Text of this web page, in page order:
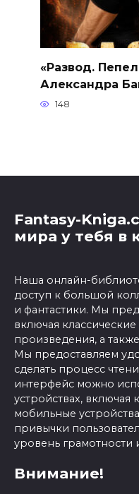
«Развод.
Александра
148
Fantasy-
мира у тебя в
Наша онлайн-
доступ к большой
и фантастики. Мы
включая
произведения, а
Мы предоставляем
сделать процесс
интерфейс можно
устройствах,
мобильные
привычки
уровень грамотности
Внимание!